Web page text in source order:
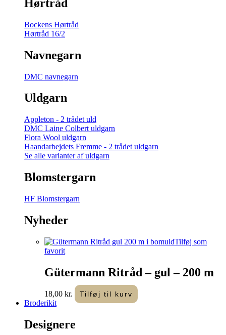
Hørtråd
Bockens Hørtråd
Hørtråd 16/2
Navnegarn
DMC navnegarn
Uldgarn
Appleton - 2 trådet uld
DMC Laine Colbert uldgarn
Flora Wool uldgarn
Haandarbejdets Fremme - 2 trådet uldgarn
Se alle varianter af uldgarn
Blomstergarn
HF Blomstergarn
Nyheder
Tilføj som
favorit
Gütermann Ritråd – gul – 200 m
18,00 kr. Tilføj til kurv
Broderikit
Designere